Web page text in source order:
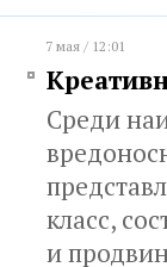
7 мая / 12:01
Среди
класс,
и